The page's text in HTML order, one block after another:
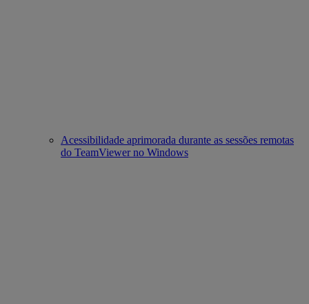
Acessibilidade aprimorada durante as sessões remotas
do TeamViewer no Windows